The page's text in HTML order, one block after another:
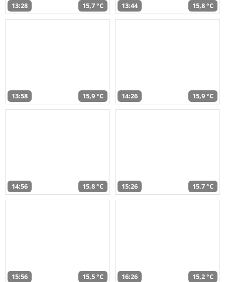
13:28 15,7 °C 13:44 15,8 °C
13:58 15,9 °C 14:26 15,9 °C
14:56 15,8 °C 15:26 15,7 °C
15:56 15,5 °C 16:26 15,2 °C